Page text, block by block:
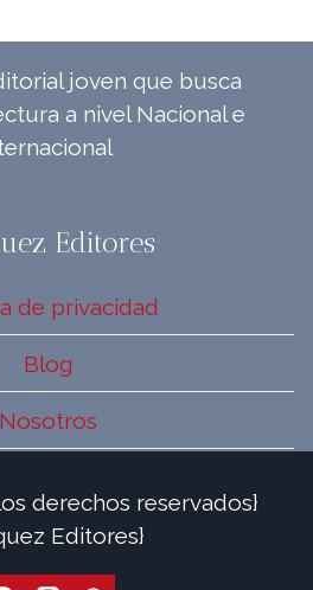
joven que busca
a nivel Nacional e
Editores
de privacidad
Blog
Nosotros
derechos reservados}
Editores}